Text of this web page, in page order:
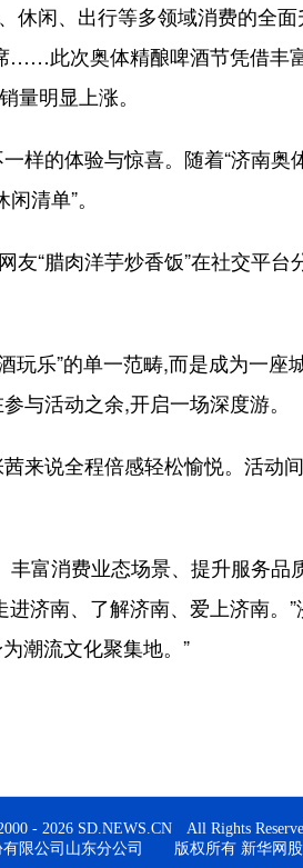
闲、出行等多领域消费的全
……此次奥体精酿啤酒节凭借丰
量明显上涨。
的体验与惊喜。随着“济南奥
清单”。
“腊肉洋芋炒香饭”在社交平台
乐”的单一范畴,而是成为一座
与活动之余,开启一场深度游。
说全程倍感轻松愉悦。活动
消费业态场景、提升服务品
济南、了解济南、爱上济南。
潮流文化聚集地。”
- 2026 SD.NEWS.CN All Rights
有限公司山东分公司 版权所有 新华网股